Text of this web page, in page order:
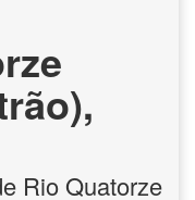
Rio Quatorze